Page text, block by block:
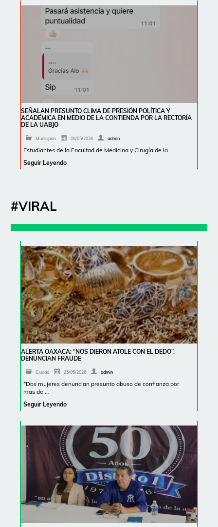
SEÑALAN PRESUNTO CLIMA DE PRESIÓN POLÍTICA Y
ACADÉMICA EN MEDIO DE LA CONTIENDA POR LA RECTORÍA
DE LA UABJO
Municipios 08/05/2026 admin
Estudiantes de la Facultad de Medicina y Cirugía de la …
Seguir Leyendo
#VIRAL
ALERTA OAXACA: “NOS DIERON ATOLE CON EL DEDO”,
DENUNCIAN FRAUDE
Ciudad 25/05/2026 admin
*Dos mujeres denuncian presunto abuso de confianza por
mas de …
Seguir Leyendo